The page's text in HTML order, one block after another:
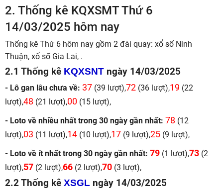
2. Thống kê KQXSMT Thứ 6
14/03/2025 hôm nay
Thống kê Thứ 6 hôm nay gồm 2 đài quay: xổ số Ninh
Thuận, xổ số Gia Lai, .
2.1 Thống kê KQXSNT ngày 14/03/2025
- Lô gan lâu chưa về: 37 (39 lượt),72 (36 lượt),19 (22
lượt),48 (21 lượt),00 (15 lượt),
- Loto về nhiều nhất trong 30 ngày gần nhất: 78 (12
lượt),03 (11 lượt),14 (10 lượt),17 (9 lượt),25 (9 lượt),
- Loto về ít nhất trong 30 ngày gần nhất: 79 (1 lượt),73 (2
lượt),57 (2 lượt),66 (2 lượt),70 (3 lượt),
2.2 Thống kê XSGL ngày 14/03/2025